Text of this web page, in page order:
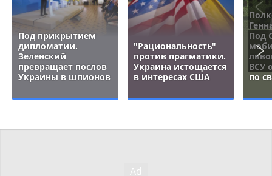
Под прикрытием
дипломатии.
Зеленский
превращает послов
Украины в шпионов
"Рациональность"
против прагматики.
Украина истощается
в интересах США
Под
ВСУ
по